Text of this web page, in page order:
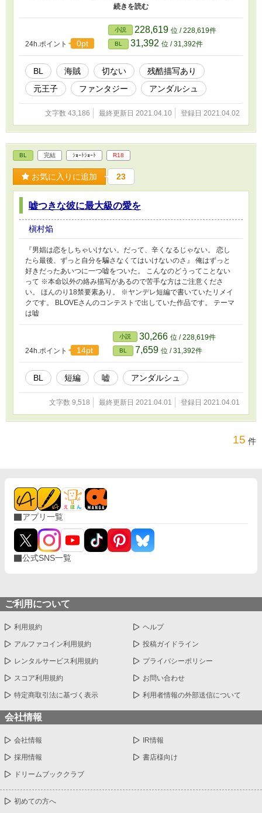
ます。R18 ※こちらのお話は、残酷描写＆無理矢理要素が強くなっ
24h.ポイント 0pt
小説 228,619 位 / 228,619件
BL 31,392 位 / 31,392件
BL 海賊 切ない
残酷描写あり
元王子
ファンタジー アンダルシュ
文字数 43,186 最終更新日 2021.04.10 登録日 2021.04.02
BL 完結 ｼｮｰﾄｼｮｰﾄ R18
お気に入りに追加 23
嘘つきな彼に最大級の愛を
槇村焔
『男娼は恋をしちゃいけない。だって、辛くなるじゃない。 恋し
たら最後、ずっと自分を騙さなくてはいけないのさ』 俺はずっと
好きだったあいつに一つ嘘をついた。 こんなのどうってことない
って ※本命以外の絡み描写があるので苦手な方はご注意くださ
い。 ほんのり18禁要素あり。 ※ヤンデレ短編で書いていたリメイ
クです。 BLOVEさんのコンテストで出していた作品です。 テーマ
は嘘
24h.ポイント 14pt
小説 30,266 位 / 228,619件
BL 7,659 位 / 31,392件
BL 短編 嘘 アンダルシュ
文字数 9,518 最終更新日 2021.04.01 登録日 2021.04.01
15 件
アプリ一覧
公式SNS一覧
ご利用について
利用規約 ヘルプ
アルファコイン利用規約 投稿ガイドライン
レンタルサービス利用規約 プライバシーポリシー
スコア利用規約 お問い合わせ
特定商取引法に基づく表示 利用者情報の外部送信について
会社情報
会社情報 IR情報
採用情報 書店様向け
ドリームブッククラブ
初めての方へ